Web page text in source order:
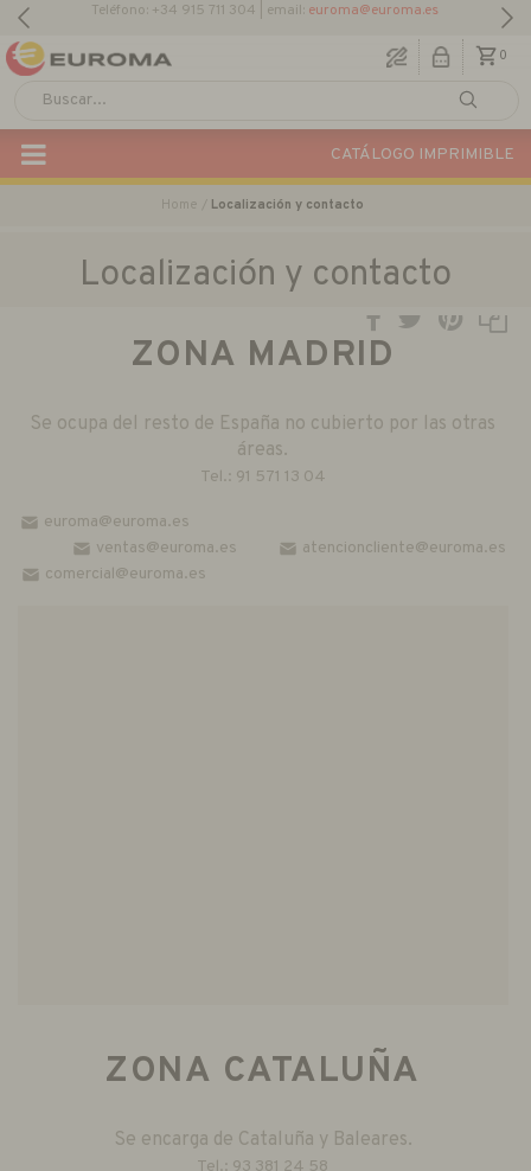
0
CATÁLOGO IMPRIMIBLE
Home Localización y contacto
Localización y contacto
ZONA MADRID
Se ocupa del resto de España no cubierto por las otras
áreas.
Tel.: 91 571 13 04
euroma@euroma.es
ventas@euroma.es
comercial@euroma.es
atencioncliente@euroma.es
ZONA CATALUÑA
Se encarga de Cataluña y Baleares.
Tel.: 93 381 24 58